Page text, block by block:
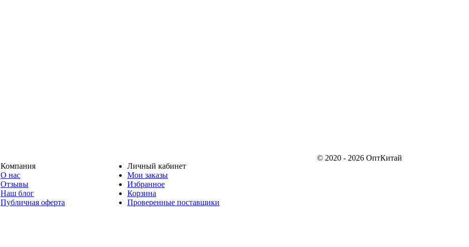
Компания
О нас
Отзывы
Наш блог
Публичная оферта
Личный кабинет
Мои заказы
Избранное
Корзина
Проверенные поставщики
© 2020 - 2026 ОптКитай